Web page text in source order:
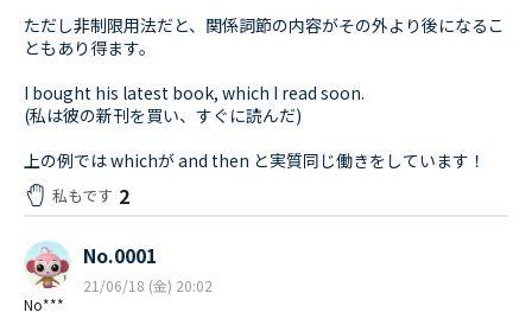
ただし非制限用法だと、関係詞節の内容がその外より後になるこ
ともあり得ます。
I bought his latest book, which I read soon.
(私は彼の新刊を買い、すぐに読んだ)
上の例では whichが and then と実質同じ働きをしています！
私もです 2
No***
No.0001
21/06/18 (金) 20:02